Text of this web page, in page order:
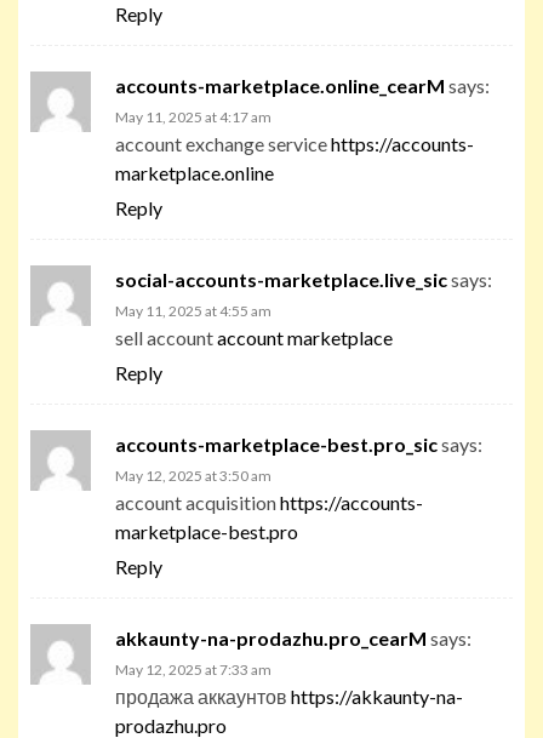
Reply
accounts-marketplace.online_cearM says:
May 11, 2025 at 4:17 am
account exchange servicehttps://accounts-
marketplace.online
Reply
social-accounts-marketplace.live_sicsays:
May 11, 2025 at 4:55 am
sell accountaccount marketplace
Reply
accounts-marketplace-best.pro_sicsays:
May 12, 2025 at 3:50 am
account acquisitionhttps://accounts-
marketplace-best.pro
Reply
akkaunty-na-prodazhu.pro_cearM says:
May 12, 2025 at 7:33 am
продажа аккаунтов https://akkaunty-na-
prodazhu.pro